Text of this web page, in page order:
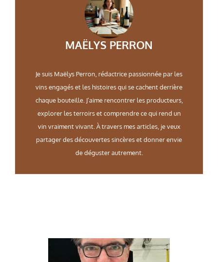
MAËLYS PERRON
Je suis Maëlys Perron, rédactrice passionnée par les
vins engagés et les histoires qui se cachent derrière
chaque bouteille. J’aime rencontrer les producteurs,
explorer les terroirs et comprendre ce qui rend un
vin vraiment vivant. À travers mes articles, je veux
partager des découvertes sincères et donner envie
de déguster autrement.